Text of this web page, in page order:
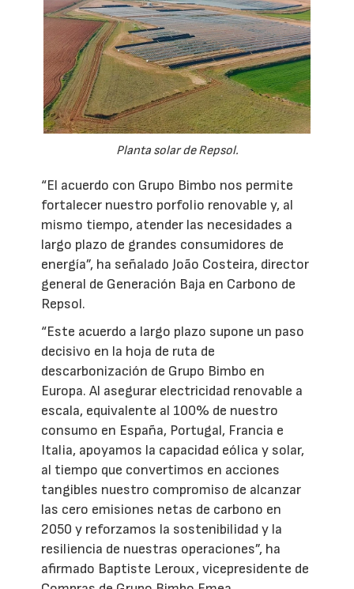
Planta solar de Repsol.
“El acuerdo con Grupo Bimbo nos permite
fortalecer nuestro porfolio renovable y, al
mismo tiempo, atender las necesidades a
largo plazo de grandes consumidores de
energía”, ha señalado João Costeira, director
general de Generación Baja en Carbono de
Repsol.
“Este acuerdo a largo plazo supone un paso
decisivo en la hoja de ruta de
descarbonización de Grupo Bimbo en
Europa. Al asegurar electricidad renovable a
escala, equivalente al 100% de nuestro
consumo en España, Portugal, Francia e
Italia, apoyamos la capacidad eólica y solar,
al tiempo que convertimos en acciones
tangibles nuestro compromiso de alcanzar
las cero emisiones netas de carbono en
2050 y reforzamos la sostenibilidad y la
resiliencia de nuestras operaciones”, ha
afirmado Baptiste Leroux, vicepresidente de